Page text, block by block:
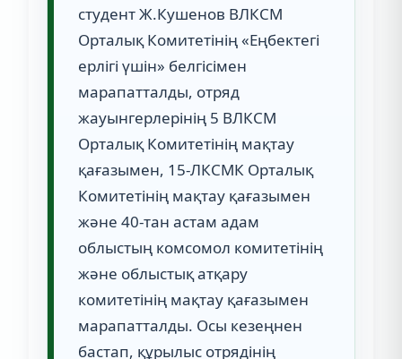
студент Ж.Кушенов ВЛКСМ
Орталық Комитетінің «Еңбектегі
ерлігі үшін» белгісімен
марапатталды, отряд
жауынгерлерінің 5 ВЛКСМ
Орталық Комитетінің мақтау
қағазымен, 15-ЛКСМК Орталық
Комитетінің мақтау қағазымен
және 40-тан астам адам
облыстың комсомол комитетінің
және облыстық атқару
комитетінің мақтау қағазымен
марапатталды. Осы кезеңнен
бастап, құрылыс отрядінің